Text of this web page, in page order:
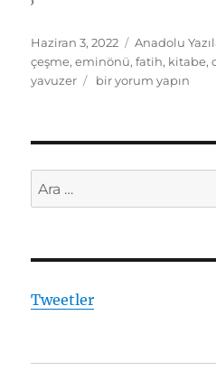
Yayın
tarihi
Haziran 3, 2022 Kategoriler
Anadolu
çeşme,eminönü,fatih, kitabe,
yavuzer
Çeşme
bir yorum yapın
Ara:
Tweetler